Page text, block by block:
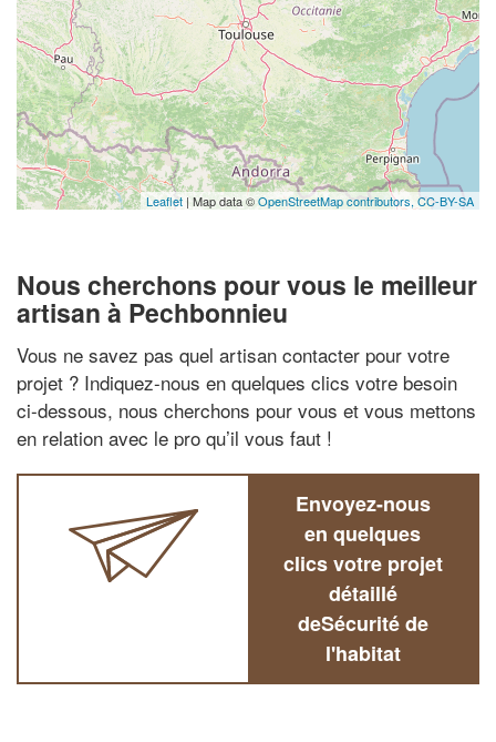
Leaflet | Map data ©OpenStreetMap contributors, CC-BY-SA
Nous cherchons pour vous le meilleur
artisan à Pechbonnieu
Vous ne savez pas quel artisan contacter pour votre
projet ? Indiquez-nous en quelques clics votre besoin
ci-dessous, nous cherchons pour vous et vous mettons
en relation avec le pro qu’il vous faut !
Envoyez-nous
en quelques
clics votre projet
détaillé
deSécurité de
l'habitat